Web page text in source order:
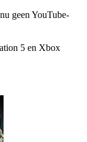
geen YouTube-
5 en Xbox